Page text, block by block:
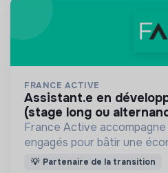
FRANCE ACTIVE
assistant.e en développement commercial
(stage long ou
France Active
engagés pour bâtir une
plus inclusive et plus
💡 Partenaire de la transition